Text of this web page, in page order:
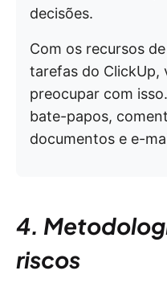
decisões.
Com os recursos
tarefas do ClickUp,
preocupar com
bate-papos,
documentos e e-
4.
riscos